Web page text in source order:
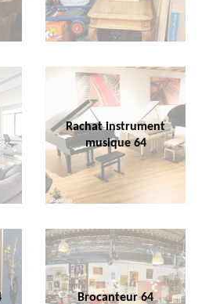
Rachat instrument
musique 64
Brocanteur 64